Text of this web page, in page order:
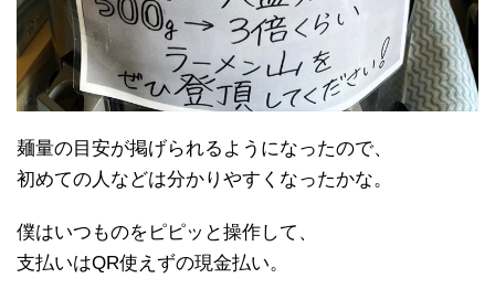
麺量の目安が掲げられるようになったので、
初めての人などは分かりやすくなったかな。
僕はいつものをピピッと操作して、
支払いはQR使えずの現金払い。